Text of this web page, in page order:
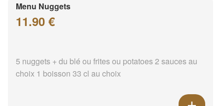
Menu Nuggets
11.90 €
5 nuggets + du blé ou frites ou potatoes 2 sauces au
choix 1 boisson 33 cl au choix